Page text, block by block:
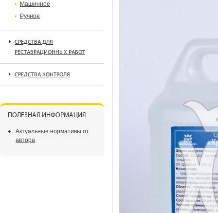
Машинное
Ручное
СРЕДСТВА ДЛЯ
РЕСТАВРАЦИОННЫХ РАБОТ
СРЕДСТВА КОНТРОЛЯ
ПОЛЕЗНАЯ ИНФОРМАЦИЯ
Актуальные нормативы от
автора